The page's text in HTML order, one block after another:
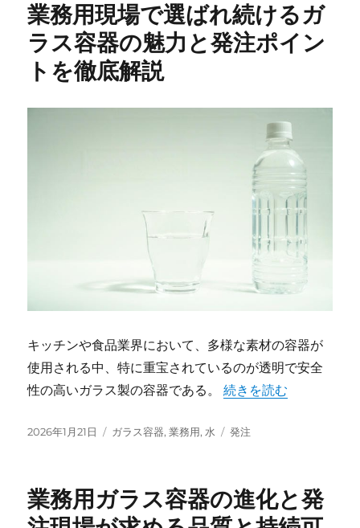
ー
業務用現場で選ばれ続けるガ
ラス容器の魅力と発注ポイン
トを徹底解説
キッチンや食品業界において、多様な素材の容器が
使用される中、特に重宝されているのが透明で安全
性の高いガラス製の容器である。“業務用現場で選ばれ
続きを読む
投
2026年1月21日
カ
ー
ガラス容器,業務用,水
タ
発注
業務用ガラス容器の進化と発